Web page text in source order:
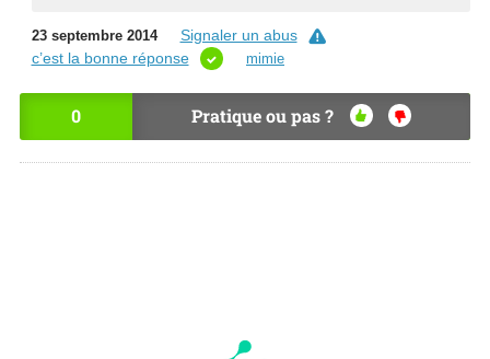
23 septembre 2014
Signaler un abus
c’est la bonne réponse
mimie
0 Pratique ou pas ?
OU
I
NO